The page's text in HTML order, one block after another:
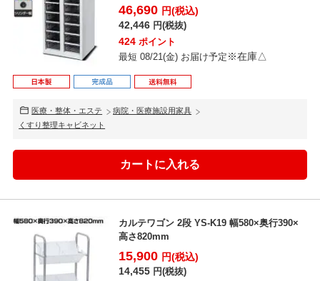
ダー錠...
46,690 円(税込)
42,446 円(税抜)
424 ポイント
最短 08/21(金) お届け予定 ※在庫△
医療・整体・エステ
病院・医療施設用家具
くすり整理キャビネット
カルテワゴン 2段 YS-K19 幅580×奥行390×
高さ820mm
15,900 円(税込)
14,455 円(税抜)